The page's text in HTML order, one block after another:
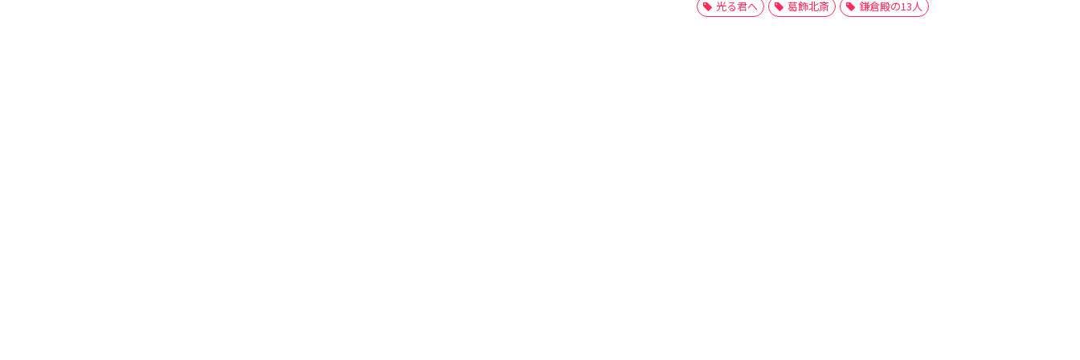
光る君へ 葛飾北斎 鎌倉殿の13人